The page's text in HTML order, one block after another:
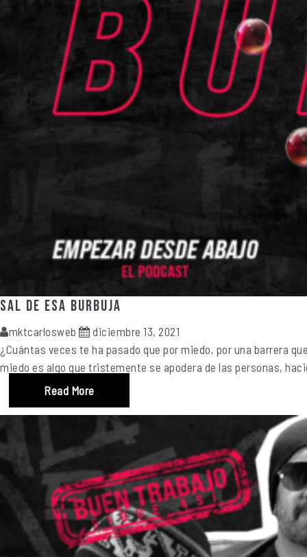
Sal de esa burbuja
mktcarlosweb
diciembre 13, 2021
¿Cuántas veces te ha pasado que por miedo, por una barrera
miedo es algo que tristemente se apodera de las personas,
Read More